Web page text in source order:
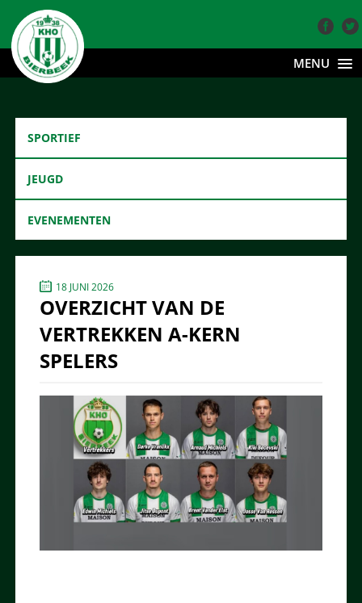
MENU
SPORTIEF
JEUGD
EVENEMENTEN
18 JUNI 2026
OVERZICHT VAN DE
VERTREKKEN A-KERN
SPELERS